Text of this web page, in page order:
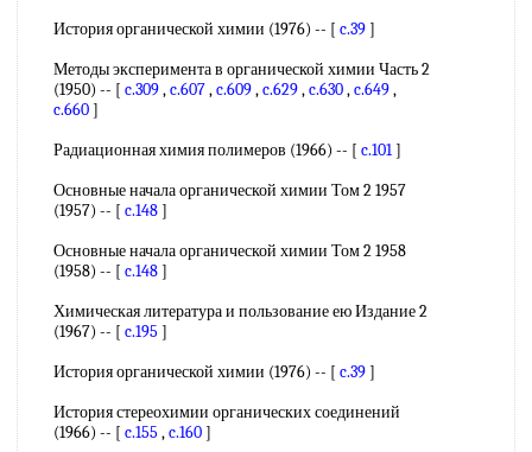
История органической химии (1976) -- [ c.39]
Методы эксперимента в органической химии Часть 2
(1950) -- [ c.309,c.607,c.609,c.629,c.630,c.649,
c.660]
Радиационная химия полимеров (1966) -- [ c.101]
Основные начала органической химии Том 2 1957
(1957) -- [ c.148]
Основные начала органической химии Том 2 1958
(1958) -- [ c.148]
Химическая литература и пользование ею Издание 2
(1967) -- [ c.195 ]
История органической химии (1976) -- [ c.39]
История стереохимии органических соединений
(1966) -- [ c.155 ,c.160]